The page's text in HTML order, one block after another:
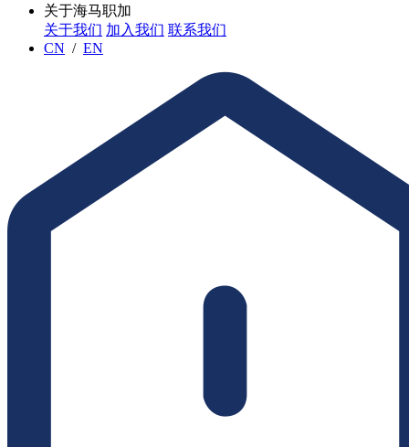
关于海马职加
关于我们 加入我们 联系我们
CN / EN